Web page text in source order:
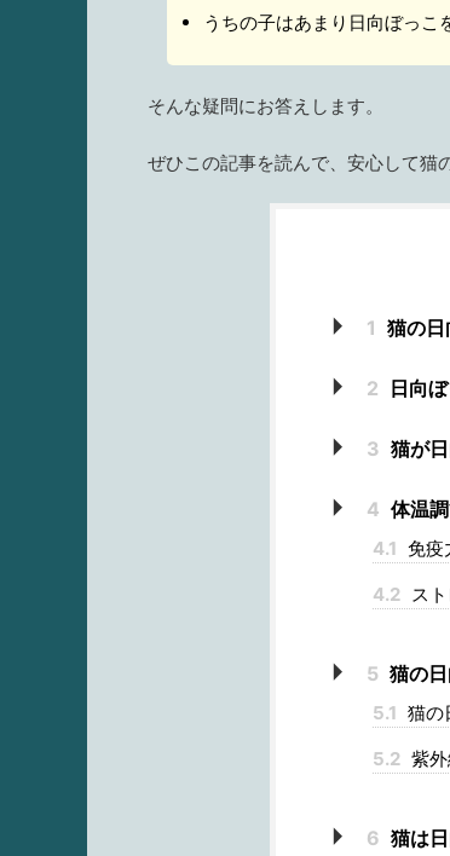
うちの子はあまり日向ぼっこ
そんな疑問にお答えします。
ぜひこの記事を読んで、安心して猫
1 猫の
2 日向
3 猫が
4 体温
4.1 免疫
4.2 ス
5 猫の
5.1 猫の
5.2 紫
6 猫は